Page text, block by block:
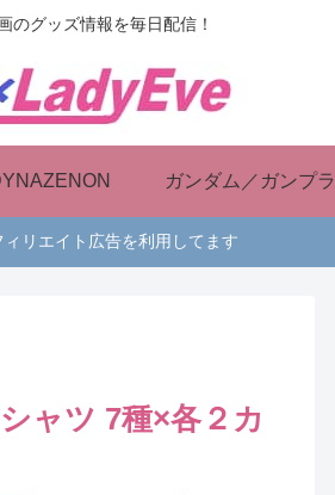
のグッズ情報を毎日配信！
ガンダム／ガンプラ
リエイト広告を利用してます
ャツ 7種×各２カ